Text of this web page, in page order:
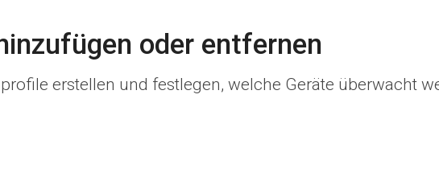
oder entfernen
erstellen und festlegen, welche Geräte überwacht